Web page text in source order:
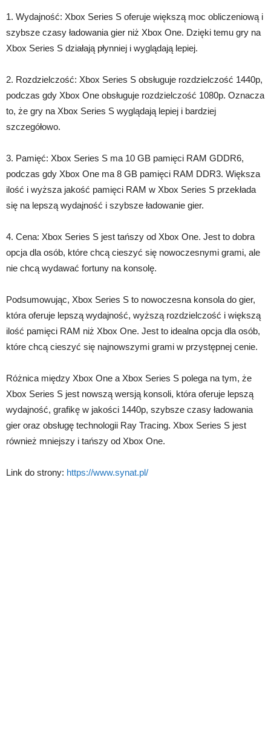
1. Wydajność: Xbox Series S oferuje większą moc obliczeniową i
szybsze czasy ładowania gier niż Xbox One. Dzięki temu gry na
Xbox Series S działają płynniej i wyglądają lepiej.
2. Rozdzielczość: Xbox Series S obsługuje rozdzielczość 1440p,
podczas gdy Xbox One obsługuje rozdzielczość 1080p. Oznacza
to, że gry na Xbox Series S wyglądają lepiej i bardziej
szczegółowo.
3. Pamięć: Xbox Series S ma 10 GB pamięci RAM GDDR6,
podczas gdy Xbox One ma 8 GB pamięci RAM DDR3. Większa
ilość i wyższa jakość pamięci RAM w Xbox Series S przekłada
się na lepszą wydajność i szybsze ładowanie gier.
4. Cena: Xbox Series S jest tańszy od Xbox One. Jest to dobra
opcja dla osób, które chcą cieszyć się nowoczesnymi grami, ale
nie chcą wydawać fortuny na konsolę.
Podsumowując, Xbox Series S to nowoczesna konsola do gier,
która oferuje lepszą wydajność, wyższą rozdzielczość i większą
ilość pamięci RAM niż Xbox One. Jest to idealna opcja dla osób,
które chcą cieszyć się najnowszymi grami w przystępnej cenie.
Różnica między Xbox One a Xbox Series S polega na tym, że
Xbox Series S jest nowszą wersją konsoli, która oferuje lepszą
wydajność, grafikę w jakości 1440p, szybsze czasy ładowania
gier oraz obsługę technologii Ray Tracing. Xbox Series S jest
również mniejszy i tańszy od Xbox One.
Link do strony: https://www.synat.pl/